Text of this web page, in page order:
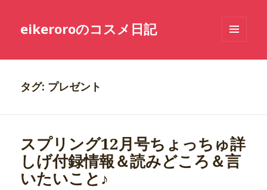
eikeroroのコスメ日記
ーとウ
タグ: プレゼント
スプリング12月号ちょっちゅ詳
しげ付録情報＆読みどころ＆言
いたいこと♪